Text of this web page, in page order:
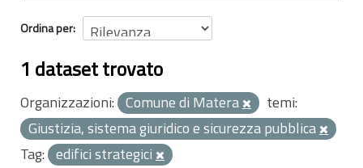
Ordina per
1 dataset trovato
Organizzazioni: Comune di Matera
temi:
Giustizia, sistema giuridico e sicurezza pubblica
Tag: edifici strategici